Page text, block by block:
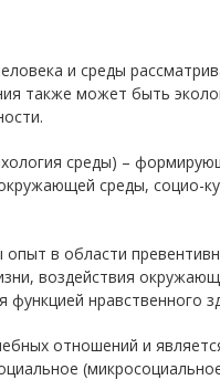
и среды
также может быть
среды) –
среды, социо-
в области
воздействия
функцией нравственного
отношений и